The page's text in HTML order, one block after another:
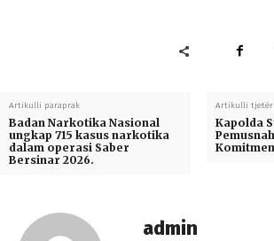
Artikulli paraprak
Badan Narkotika Nasional
ungkap 715 kasus narkotika
dalam operasi Saber
Bersinar 2026.
Artikulli tjetër
Kapolda
admin